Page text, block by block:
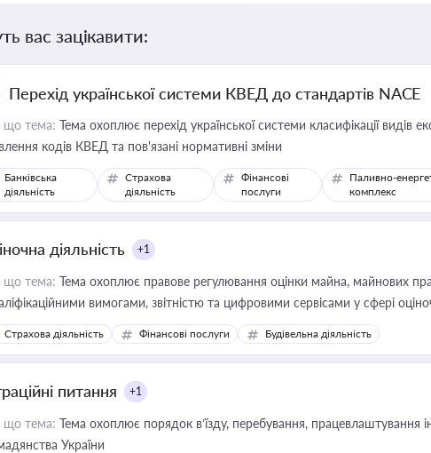
вас зацікавити:
Перехід української системи КВЕД до стандартів NACE
що тема: Тема охоплює перехід української системи класифікації видів
кодів КВЕД та пов'язані нормативні зміни
Банківська
діяльність
Страхова
діяльність
Фінансові
послуги
Паливно-
комплекс
діяльність +1
що тема: Тема охоплює правове регулювання оцінки майна, майнових
вимогами, звітністю та цифровими сервісами у сфері
змін у цій сфері корисне для власника бізнесу, керівника, юриста
оренди державного майна, корпоративних угод і перевірки
Страхова діяльність Фінансові послуги Будівельна діяльність
питання +1
що тема: Тема охоплює порядок в’їзду, перебування, працевлаштування
України